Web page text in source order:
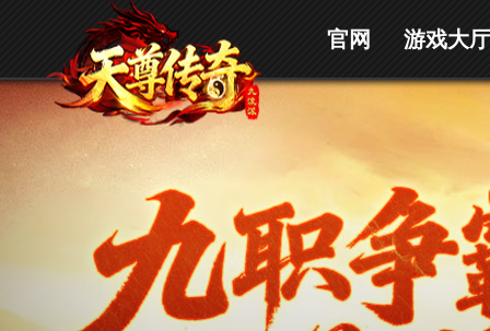
官网 游戏大厅